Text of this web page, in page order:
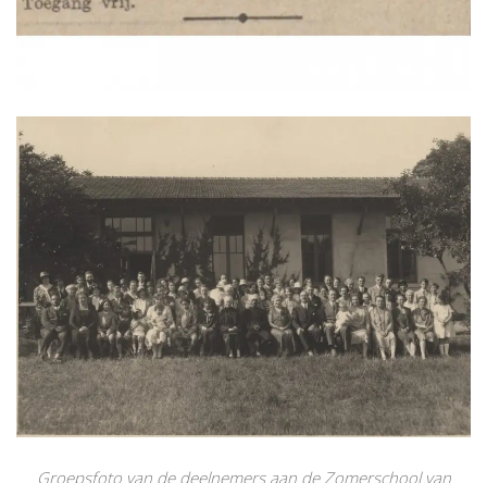
Groepsfoto van de deelnemers aan de Zomerschool van